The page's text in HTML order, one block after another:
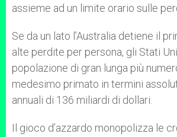
assieme ad un limite orario sulle
Se da un lato l’Australia detiene il
alte perdite per persona, gli Stati
popolazione di gran lunga più
medesimo primato in termini
annuali di 136 miliardi di dollari.
Il gioco d’azzardo monopolizza le